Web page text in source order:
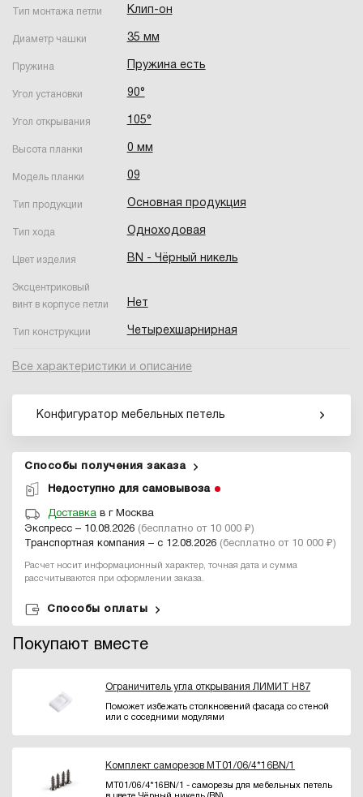
Тип монтажа петли Клип-он
Диаметр чашки 35 мм
Пружина Пружина есть
Угол установки 90°
Угол открывания 105°
Высота планки 0 мм
Модель планки 09
Тип продукции Основная продукция
Тип хода Одноходовая
Цвет изделия BN - Чёрный никель
Эксцентриковый
винт в корпусе петли
Нет
Тип конструкции Четырехшарнирная
Все характеристики и описание
Конфигуратор мебельных петель
Способы получения заказа
Недоступно для самовывоза
Доставка в г Москва
Экспресс – 10.08.2026 (бесплатно от 10 000 ₽)
Транспортная компания – с 12.08.2026 (бесплатно от 10 000 ₽)
Расчет носит информационный характер, точная дата и сумма
рассчитываются при оформлении заказа.
Способы оплаты
Покупают вместе
Ограничитель угла открывания ЛИМИТ H87
Поможет избежать столкновений фасада со стеной
или с соседними модулями
Комплект саморезов MT01/06/4*16BN/1
MT01/06/4*16BN/1 - саморезы для мебельных петель